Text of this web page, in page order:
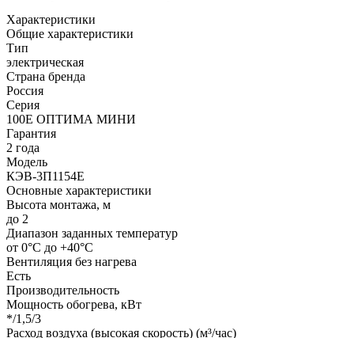
Характеристики
Общие характеристики
Тип
электрическая
Страна бренда
Россия
Серия
100Е ОПТИМА МИНИ
Гарантия
2 года
Модель
КЭВ-3П1154Е
Основные характеристики
Высота монтажа, м
до 2
Диапазон заданных температур
от 0°С до +40°С
Вентиляция без нагрева
Есть
Производительность
Мощность обогрева, кВт
*/1,5/3
Расход воздуха (высокая скорость) (м³/час)